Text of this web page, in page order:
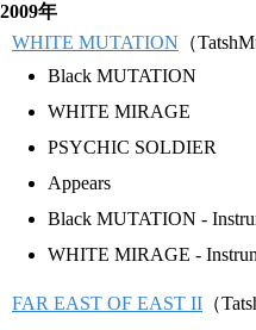
2009年
WHITE MUTATION （
Black MUTATION
WHITE MIRAGE
PSYCHIC SOLDIER
Appears
Black MUTATION -
WHITE MIRAGE -
FAR EAST OF EAST II （